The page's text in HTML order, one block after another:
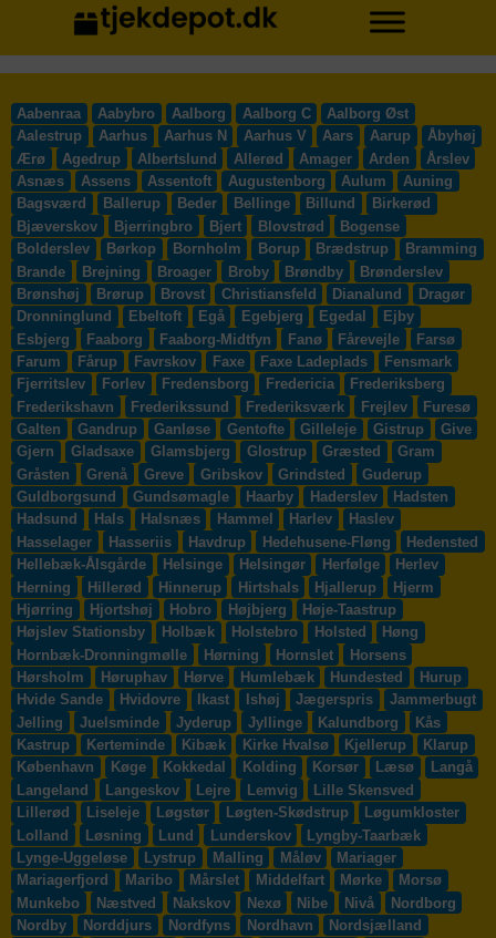
Aabenraa Aabybro Aalborg Aalborg C
Aalborg Øst
Aalestrup
Aarhus Aarhus N Aarhus V Aars Aarup
Åbyhøj
Ærø
Agedrup Albertslund Allerød Amager Arden
Årslev
Asnæs
Assens Assentoft Augustenborg Aulum
Auning
Bagsværd
Ballerup Beder Bellinge Billund
Birkerød
Bjæverskov
Bjerringbro Bjert Blovstrød
Bogense
Bolderslev
Børkop Bornholm Borup Brædstrup
Bramming
Brande
Brejning Broager Broby Brøndby
Brønderslev
Brønshøj
Brørup Brovst Christiansfeld Dianalund
Dragør
Dronninglund
Ebeltoft Egå Egebjerg Egedal
Ejby
Esbjerg
Faaborg Faaborg-Midtfyn Fanø Fårevejle
Farsø
Farum
Fårup Favrskov Faxe Faxe Ladeplads
Fensmark
Fjerritslev
Forlev Fredensborg Fredericia
Frederiksberg
Frederikshavn
Frederikssund Frederiksværk Frejlev
Furesø
Galten
Gandrup Ganløse Gentofte Gilleleje Gistrup
Give
Gjern
Gladsaxe Glamsbjerg Glostrup Græsted
Gram
Gråsten
Grenå Greve Gribskov Grindsted
Guderup
Guldborgsund
Gundsømagle Haarby Haderslev
Hadsten
Hadsund
Hals Halsnæs Hammel Harlev
Haslev
Hasselager
Hasseriis Havdrup Hedehusene-Fløng
Hedensted
Hellebæk-Ålsgårde
Helsinge Helsingør Herfølge
Herlev
Herning
Hillerød Hinnerup Hirtshals Hjallerup
Hjerm
Hjørring
Hjortshøj Hobro Højbjerg
Høje-Taastrup
Højslev Stationsby
Holbæk Holstebro Holsted
Høng
Hornbæk-Dronningmølle
Hørning Hornslet
Horsens
Hørsholm
Høruphav Hørve Humlebæk Hundested
Hurup
Hvide Sande
Hvidovre Ikast Ishøj Jægerspris
Jammerbugt
Jelling
Juelsminde Jyderup Jyllinge Kalundborg
Kås
Kastrup
Kerteminde Kibæk Kirke Hvalsø Kjellerup
Klarup
København
Køge Kokkedal Kolding Korsør Læsø
Langå
Langeland
Langeskov Lejre Lemvig
Lille Skensved
Lillerød
Liseleje Løgstør Løgten-Skødstrup
Løgumkloster
Lolland
Løsning Lund Lunderskov
Lyngby-Taarbæk
Lynge-Uggeløse
Lystrup Malling Måløv
Mariager
Mariagerfjord
Maribo Mårslet Middelfart Mørke
Morsø
Munkebo
Næstved Nakskov Nexø Nibe Nivå
Nordborg
Nordby
Norddjurs Nordfyns Nordhavn
Nordsjælland